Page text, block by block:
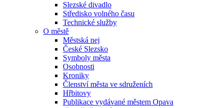
Slezské divadlo
Středisko volného času
Technické služby
O městě
Městská nej
České Slezsko
Symboly města
Osobnosti
Kroniky
Členství města ve sdruženích
Hřbitovy
Publikace vydávané městem Opava